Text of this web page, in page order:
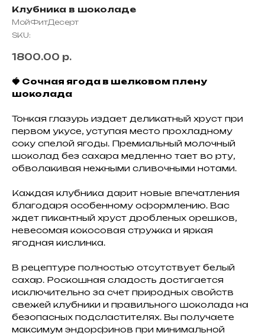
Клубника в шоколаде
МойФитДесерт
SKU:
1800.00 р.
🍓 Сочная ягода в шелковом плену
шоколада
Тонкая глазурь издает деликатный хруст при
первом укусе, уступая место прохладному
соку спелой ягоды. Премиальный молочный
шоколад без сахара медленно тает во рту,
обволакивая нежными сливочными нотами.
Каждая клубника дарит новые впечатления
благодаря особенному оформлению. Вас
ждет пикантный хруст дробленых орешков,
невесомая кокосовая стружка и яркая
ягодная кислинка.
В рецептуре полностью отсутствует белый
сахар. Роскошная сладость достигается
исключительно за счет природных свойств
свежей клубники и правильного шоколада на
безопасных подсластителях. Вы получаете
максимум эндорфинов при минимальной